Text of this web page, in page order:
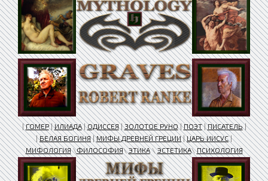
|ГОМЕР|ИЛИАДА|ОДИССЕЯ|ЗОЛОТОЕ РУНО|ПОЭТ|ПИСАТЕЛЬ|
|БЕЛАЯ БОГИНЯ|МИФЫ ДРЕВНЕЙ ГРЕЦИИ|ЦАРЬ ИИСУС|
МИФОЛОГИЯ\ФИЛОСОФИЯ\ЭТИКА\ЭСТЕТИКА\ПСИХОЛОГИЯ